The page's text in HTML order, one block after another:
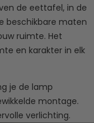
de eettafel, in de
beschikbare maten
ruimte. Het
en karakter in elk
je de lamp
montage.
verlichting.